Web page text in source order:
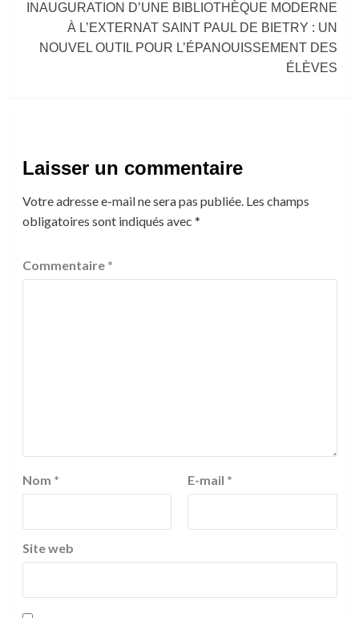
INAUGURATION D’UNE BIBLIOTHÈQUE MODERNE
À L’EXTERNAT SAINT PAUL DE BIETRY : UN
NOUVEL OUTIL POUR L’ÉPANOUISSEMENT DES
ÉLÈVES
Laisser un commentaire
Votre adresse e-mail ne sera pas publiée. Les champs
obligatoires sont indiqués avec *
Commentaire *
Nom * E-mail *
Site web